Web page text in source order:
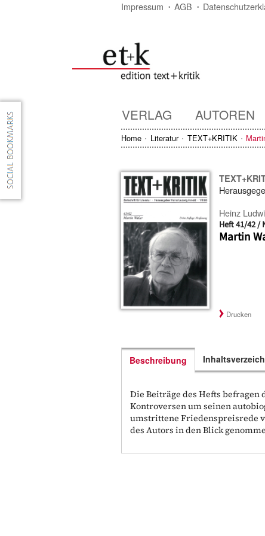
Impressum AGB
VERLAG AUTOREN
Home Literatur TEXT+KRITIK
Heinz
Heft 41/42 /
Martin
Drucken
Beschreibung
Die Beiträge des Hefts befragen
Kontroversen um seinen
umstrittene Friedenspreisrede
des Autors in den Blick